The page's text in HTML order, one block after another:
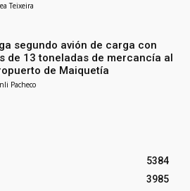
Teixeira
segundo avión de carga con
de 13 toneladas de mercancía al
de Maiquetía
Pacheco
5384
3985